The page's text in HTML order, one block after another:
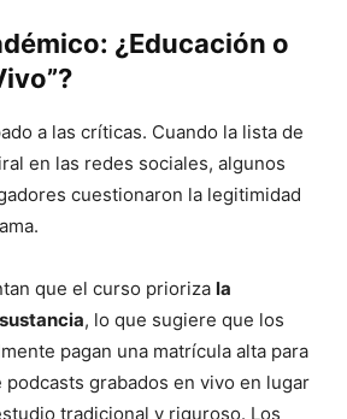
¿Educación o
a las críticas. Cuando la lista de
en las redes sociales, algunos
cuestionaron la legitimidad
que el curso prioriza la
, lo que sugiere que los
pagan una matrícula alta para
grabados en vivo en lugar
tradicional y riguroso. Los